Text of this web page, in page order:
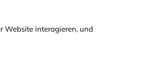
Website interagieren, und